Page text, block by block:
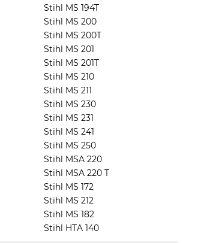
Stihl MS 194T
Stihl MS 200
Stihl MS 200T
Stihl MS 201
Stihl MS 201T
Stihl MS 210
Stihl MS 211
Stihl MS 230
Stihl MS 231
Stihl MS 241
Stihl MS 250
Stihl MSA 220
Stihl MSA 220 T
Stihl MS 172
Stihl MS 212
Stihl MS 182
Stihl HTA 140